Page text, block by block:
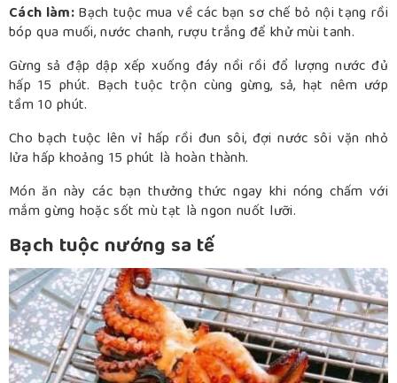
Cách làm:Bạch tuộc mua về các bạn sơ chế bỏ nội tạng rồi
bóp qua muối, nước chanh, rượu trắng để khử mùi tanh.
Gừng sả đập dập xếp xuống đáy nồi rồi đổ lượng nước đủ
hấp 15 phút. Bạch tuộc trộn cùng gừng, sả, hạt nêm ướp
tầm 10 phút.
Cho bạch tuộc lên vỉ hấp rồi đun sôi, đợi nước sôi vặn nhỏ
lửa hấp khoảng 15 phút là hoàn thành.
Món ăn này các bạn thưởng thức ngay khi nóng chấm với
mắm gừng hoặc sốt mù tạt là ngon nuốt lưỡi.
Bạch tuộc nướng sa tế